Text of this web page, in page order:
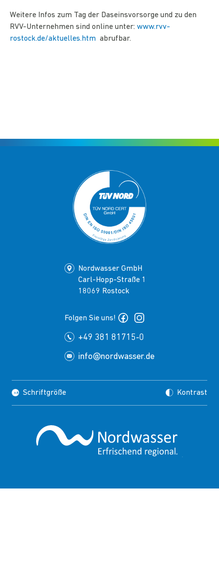
Weitere Infos zum Tag der Daseinsvorsorge und zu den
RVV-Unternehmen sind online unter: www.rvv-
rostock.de/aktuelles.htm abrufbar.
+49 381 81715-0
info@nordwasser.de
Nordwasser GmbH
Carl-Hopp-Straße 1
18069 Rostock
Folgen Sie uns!
Schriftgröße Kontrast